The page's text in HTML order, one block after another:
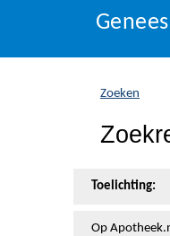
U
zich
hier:
Zoeken
Toelichting:
Op